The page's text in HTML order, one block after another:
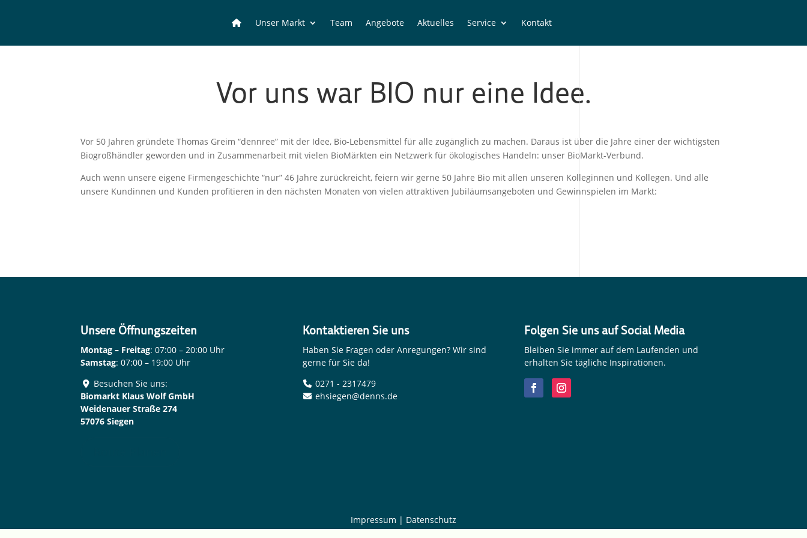
Unser Markt Team Angebote Aktuelles Service Kontakt
Vor uns war BIO nur eine Idee.
Vor 50 Jahren gründete Thomas Greim “dennree” mit der Idee, Bio-Lebens­mit­tel für alle zugäng­lich zu machen. Daraus ist über die Jahre einer der wichtigs­ten
Biogroß­händ­ler gewor­den und in Zusam­men­ar­beit mit vielen BioMärk­ten ein Netzwerk für ökolo­gi­sches Handeln: unser BioMarkt-Verbund.
Auch wenn unsere eigene Firmen­ge­schichte “nur” 46 Jahre zurück­reicht, feiern wir gerne 50 Jahre Bio mit allen unseren Kolle­gin­nen und Kolle­gen. Und alle
unsere Kundin­nen und Kunden profi­tie­ren in den nächs­ten Monaten von vielen attrak­ti­ven Jubilä­ums­an­ge­bo­ten und Gewinn­spie­len im Markt:
Unsere Öffnungszeiten
Montag – Freitag: 07:00 – 20:00 Uhr
Samstag: 07:00 – 19:00 Uhr
Besuchen Sie uns:
Biomarkt Klaus Wolf GmbH
Weidenauer Straße 274
57076 Siegen
Kontaktieren Sie uns
Haben Sie Fragen oder Anregungen? Wir sind
gerne für Sie da!
0271 - 2317479
ehsiegen@denns.de
Folgen Sie uns auf Social Media
Bleiben Sie immer auf dem Laufenden und
erhalten Sie tägliche Inspirationen.
Impressum | Datenschutz